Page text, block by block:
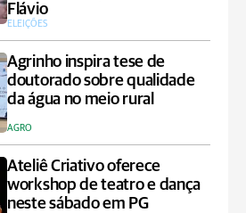
Flávio
ELEIÇÕES
Agrinho inspira tese de
doutorado sobre qualidade
da água no meio rural
AGRO
Ateliê Criativo oferece
workshop de teatro e dança
neste sábado em PG